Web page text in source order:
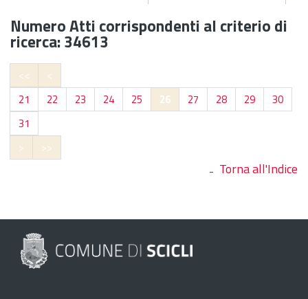
Numero Atti corrispondenti al criterio di
ricerca: 34613
<<
<
21
22 23 24 25 26 27 28 29
30
31
>
>>
Torna all'Indice